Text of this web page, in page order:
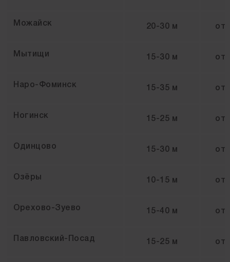
Можайск 20-30 м от
Мытищи 15-30 м от
Наро-Фоминск 15-35 м от
Ногинск 15-25 м от
Одинцово 15-30 м от
Озёры 10-15 м от
Орехово-Зуево 15-40 м от
Павловский-Посад 15-25 м от